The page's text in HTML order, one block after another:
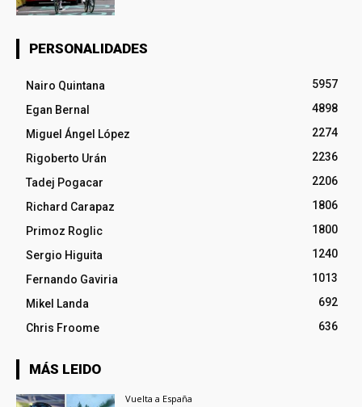
PERSONALIDADES
Nairo Quintana
5957
Egan Bernal
4898
Miguel Ángel López
2274
Rigoberto Urán
2236
Tadej Pogacar
2206
Richard Carapaz
1806
Primoz Roglic
1800
Sergio Higuita
1240
Fernando Gaviria
1013
Mikel Landa
692
Chris Froome
636
MÁS LEIDO
Vuelta a España